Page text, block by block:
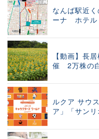
なんば駅近
ーナ ホテル
【動画】長
催 2万株の
ルクア サウ
ア」「サン